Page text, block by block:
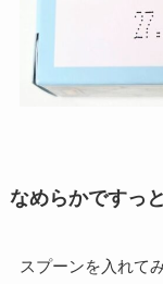
なめらかですっ
スプーンを入れて